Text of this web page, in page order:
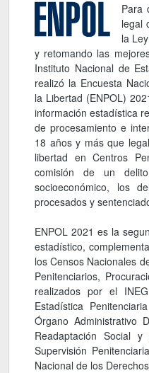
Para
legal
la
y retomando las
Instituto Nacional de
realizó la Encuesta
la Libertad (ENPOL)
información estadística
de procesamiento e
18 años y más que
libertad en Centros
comisión de un
socioeconómico, los
procesados y
ENPOL 2021 es la
estadístico,
los Censos Nacionales
Penitenciarios,
realizados por el
Estadística
Órgano Administrativo
Readaptación Social
Supervisión
Nacional de los